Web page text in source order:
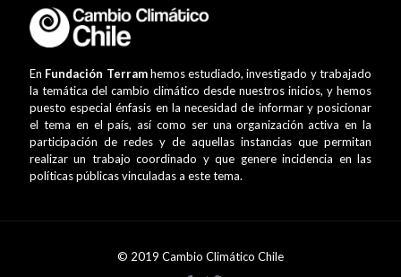
En Fundación Terramhemos estudiado, investigado y trabajado
la temática del cambio climático desde nuestros inicios, y hemos
puesto especial énfasis en la necesidad de informar y posicionar
el tema en el país, así como ser una organización activa en la
participación de redes y de aquellas instancias que permitan
realizar un trabajo coordinado y que genere incidencia en las
políticas públicas vinculadas a este tema.
© 2019 Cambio Climático Chile